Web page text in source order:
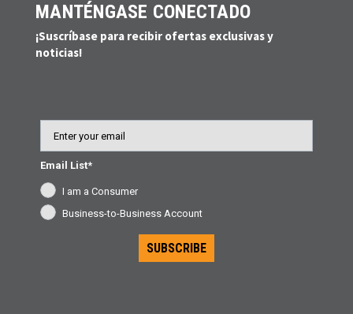
MANTÉNGASE CONECTADO
¡Suscríbase para recibir ofertas exclusivas y
noticias!
Email List*
I am a Consumer
Business-to-Business Account
SUBSCRIBE